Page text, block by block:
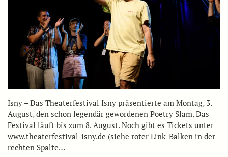
Isny – Das Theaterfestival Isny präsentierte am Montag, 3.
August, den schon legendär gewordenen Poetry Slam. Das
Festival läuft bis zum 8. August. Noch gibt es Tickets unter
www.theaterfestival-isny.de (siehe roter Link-Balken in der
rechten Spalte…